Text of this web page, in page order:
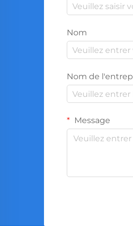
Nom
Nom de
Message